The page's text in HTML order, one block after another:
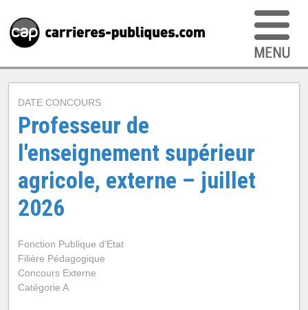
DATE CONCOURS
Professeur de
l'enseignement supérieur
agricole, externe – juillet
2026
Fonction Publique d'Etat
Filière Pédagogique
Concours Externe
Catégorie A